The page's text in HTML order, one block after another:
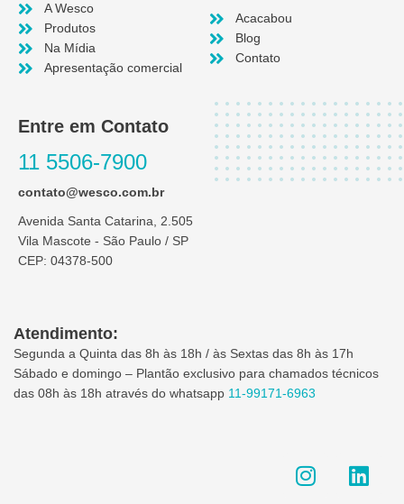
A Wesco
Produtos
Na Mídia
Apresentação comercial
Acacabou
Blog
Contato
Entre em Contato
11 5506-7900
contato@wesco.com.br
Avenida Santa Catarina, 2.505
Vila Mascote - São Paulo / SP
CEP: 04378-500
Atendimento:
Segunda a Quinta das 8h às 18h / às Sextas das 8h às 17h
Sábado e domingo – Plantão exclusivo para chamados técnicos
das 08h às 18h através do whatsapp 11-99171-6963
n i